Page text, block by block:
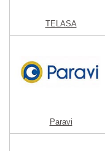
TELASA
Paravi